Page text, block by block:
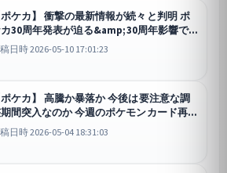
ケカ】 衝撃の最新情報が続々と判明 ポ
30周年発表が迫る&amp;30周年影響で
暴落の運命が控えるプロモカードたち
ケモンカード】
日時 2026-05-10 17:01:23
ケカ】 高騰か暴落か 今後は要注意な調
間突入なのか 今週のポケモンカード再販
＆今後についてのお知らせ 【ポケモンカ
】
日時 2026-05-04 18:31:03